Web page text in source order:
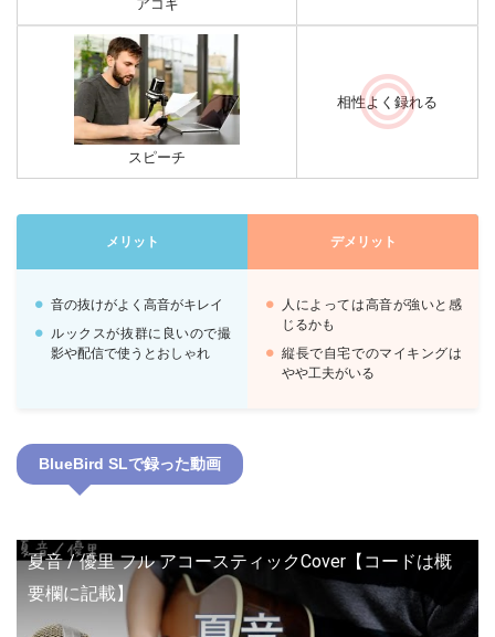
アコギ
スピーチ
相性よく録れる
メリット デメリット
音の抜けがよく高音がキレイ
ルックスが抜群に良いので撮
影や配信で使うとおしゃれ
人によっては高音が強いと感
じるかも
縦長で自宅でのマイキングは
やや工夫がいる
BlueBird SLで録った動画
夏音 / 優里 フル アコースティックCover【コードは概
要欄に記載】